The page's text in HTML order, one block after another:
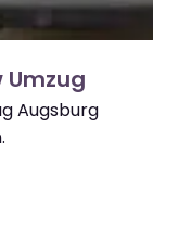
Umzug
Augsburg